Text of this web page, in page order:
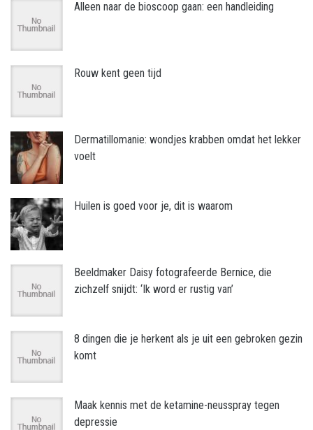
Alleen naar de bioscoop gaan: een handleiding
Rouw kent geen tijd
Dermatillomanie: wondjes krabben omdat het lekker
voelt
Huilen is goed voor je, dit is waarom
Beeldmaker Daisy fotografeerde Bernice, die
zichzelf snijdt: ‘Ik word er rustig van’
8 dingen die je herkent als je uit een gebroken gezin
komt
Maak kennis met de ketamine-neusspray tegen
depressie